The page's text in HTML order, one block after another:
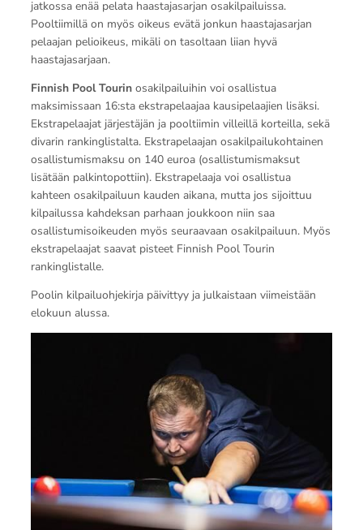
jatkossa enää pelata haastajasarjan osakilpailuissa.
Pooltiimillä on myös oikeus evätä jonkun haastajasarjan
pelaajan pelioikeus, mikäli on tasoltaan liian hyvä
haastajasarjaan.
Finnish Pool Tourinosakilpailuihin voi osallistua
maksimissaan 16:sta ekstrapelaajaa kausipelaajien lisäksi.
Ekstrapelaajat järjestäjän ja pooltiimin villeillä korteilla, sekä
divarin rankinglistalta. Ekstrapelaajan osakilpailukohtainen
osallistumismaksu on 140 euroa (osallistumismaksut
lisätään palkintopottiin). Ekstrapelaaja voi osallistua
kahteen osakilpailuun kauden aikana, mutta jos sijoittuu
kilpailussa kahdeksan parhaan joukkoon niin saa
osallistumisoikeuden myös seuraavaan osakilpailuun. Myös
ekstrapelaajat saavat pisteet Finnish Pool Tourin
rankinglistalle.
Poolin kilpailuohjekirja päivittyy ja julkaistaan viimeistään
elokuun alussa.